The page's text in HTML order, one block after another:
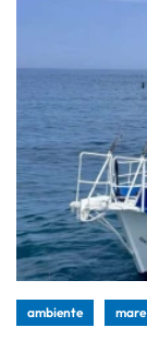
ambiente mare